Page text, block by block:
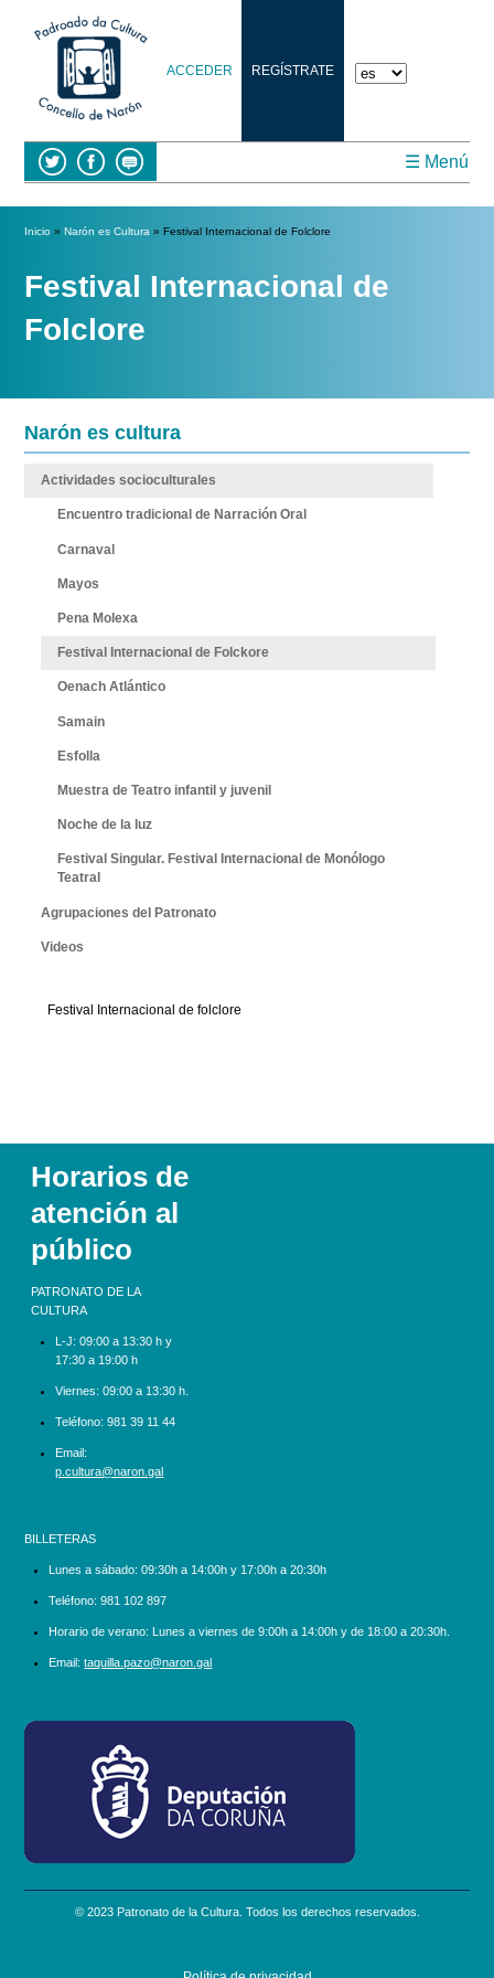
ACCEDER REGÍSTRATE
☰ Menú
Se encuentra usted aquí
Inicio » Narón es Cultura » Festival Internacional de Folclore
Festival Internacional de
Folclore
Narón es cultura
Actividades socioculturales
Encuentro tradicional de Narración Oral
Carnaval
Mayos
Pena Molexa
Festival Internacional de Folckore
Oenach Atlántico
Samain
Esfolla
Muestra de Teatro infantil y juvenil
Noche de la luz
Festival Singular. Festival Internacional de Monólogo
Teatral
Agrupaciones del Patronato
Videos
Festival Internacional de folclore
Horarios de
atención al
público
PATRONATO DE LA
CULTURA
L-J: 09:00 a 13:30 h y
17:30 a 19:00 h
Viernes: 09:00 a 13:30 h.
Teléfono: 981 39 11 44
Email:
p.cultura@naron.gal
BILLETERAS
Lunes a sábado: 09:30h a 14:00h y 17:00h a 20:30h
Teléfono: 981 102 897
Horario de verano: Lunes a viernes de 9:00h a 14:00h y de 18:00 a 20:30h.
Email: taquilla.pazo@naron.gal
logo_depcoruna.png
© 2023 Patronato de la Cultura. Todos los derechos reservados.